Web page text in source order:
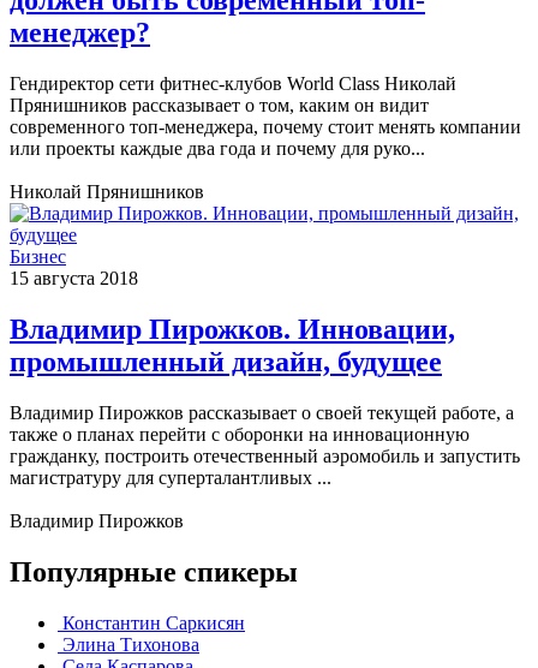
менеджер?
Гендиректор сети фитнес-клубов World Class Николай
Прянишников рассказывает о том, каким он видит
современного топ-менеджера, почему стоит менять компании
или проекты каждые два года и почему для руко...
Николай Прянишников
Бизнес
15 августа 2018
Владимир Пирожков. Инновации,
промышленный дизайн, будущее
Владимир Пирожков рассказывает о своей текущей работе, а
также о планах перейти с оборонки на инновационную
гражданку, построить отечественный аэромобиль и запустить
магистратуру для суперталантливых ...
Владимир Пирожков
Популярные спикеры
Константин Саркисян
Элина Тихонова